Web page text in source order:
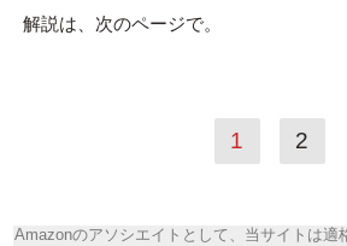
解説は、次のページで。
1 2
Amazonのアソシエイトとして、当サイトは適